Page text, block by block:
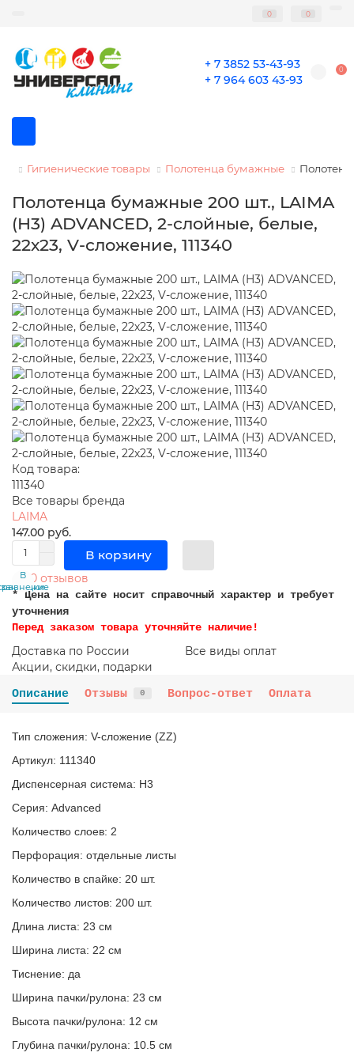
0 0
+ 7 3852 53-43-93
+ 7 964 603 43-93
0
Гигиенические товары Полотенца бумажные
Полотенца бумажные 200 шт., LAIMA
(H3) ADVANCED, 2-слойные, белые,
22х23, V-сложение, 111340
Код товара:
111340
Все товары бренда
LAIMA
147.00 руб.
В корзину
В
закладки
В 0 отзывов
* Цена на сайте носит справочный характер и требует
уточнения
Перед заказом товара уточняйте наличие!
Доставка по России
Все виды оплат
Акции, скидки, подарки
Описание
Отзывы 0 Вопрос-ответ Оплата
Тип сложения: V-сложение (ZZ)
Артикул: 111340
Диспенсерная система: H3
Серия: Advanced
Количество слоев: 2
Перфорация: отдельные листы
Количество в спайке: 20 шт.
Количество листов: 200 шт.
Длина листа: 23 см
Ширина листа: 22 см
Тиснение: да
Ширина пачки/рулона: 23 см
Высота пачки/рулона: 12 см
Глубина пачки/рулона: 10.5 см